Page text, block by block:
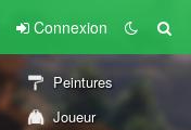
Connexion
Peintures
Joueur